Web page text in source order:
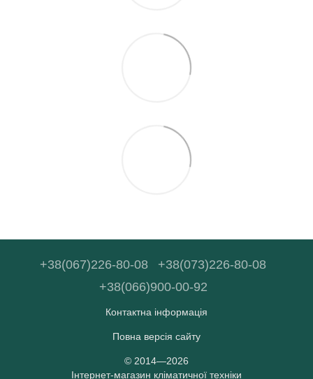
+38(067)226-80-08
+38(073)226-80-08
+38(066)900-00-92
Контактна інформація
Повна версія сайту
© 2014—2026
Інтернет-магазин кліматичної техніки